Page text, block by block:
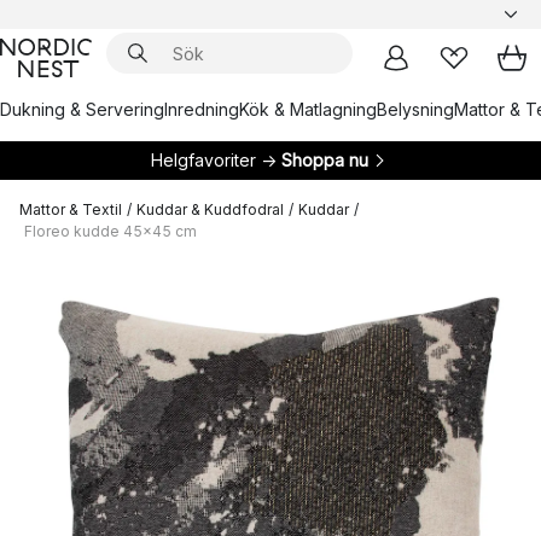
Dukning & ServeringInredningKök & MatlagningBelysningMattor &
Helgfavoriter → Shoppa nu
Mattor & Textil / Kuddar & Kuddfodral / Kuddar /
Floreo kudde 45x45 cm